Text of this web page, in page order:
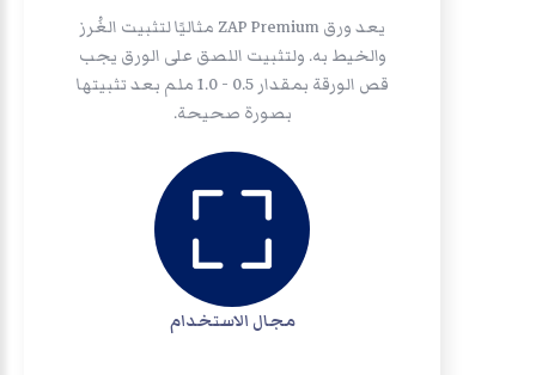
يعد ورق ZAP Premium مثاليًا لتثبيت الغُرز
والخيط به. ولتثبيت اللصق على الورق يجب
قص الورقة بمقدار 0.5 - 1.0 ملم بعد تثبيتها
بصورة صحيحة.
مجال الاستخدام